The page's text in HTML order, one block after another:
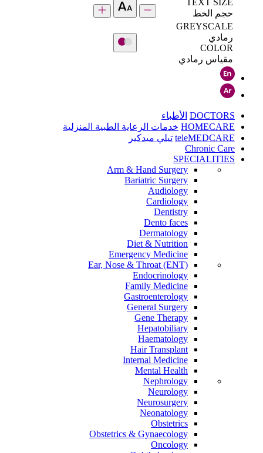
حجم الخط
GREYSCALE
رمادي
COLOR
مقياس رمادي
DOCTORS الأطباء
HOMECARE خدمات الرعاية الطبية المنزلية
teleMEDCARE تيلي ميدكير
Chronic Care
SPECIALITIES
Arm & Hand Surgery
Bariatric Surgery
Audiology
Cardiology
Dentistry
Dento faces
Dermatology
Diet & Nutrition
Emergency Medicine
Ear, Nose & Throat (ENT)
Endocrinology
Family Medicine
Gastroenterology
General Surgery
Gene Therapy
Hepatobiliary
Haematology
Hair Transplant
Internal Medicine
Mental Health
Nephrology
Neurology
Neurosurgery
Neonatology
Obstetrics
Obstetrics & Gynaecology
Oncology